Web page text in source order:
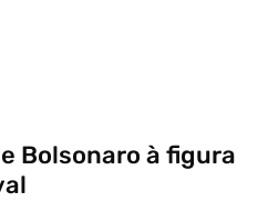
Bolsonaro à figura